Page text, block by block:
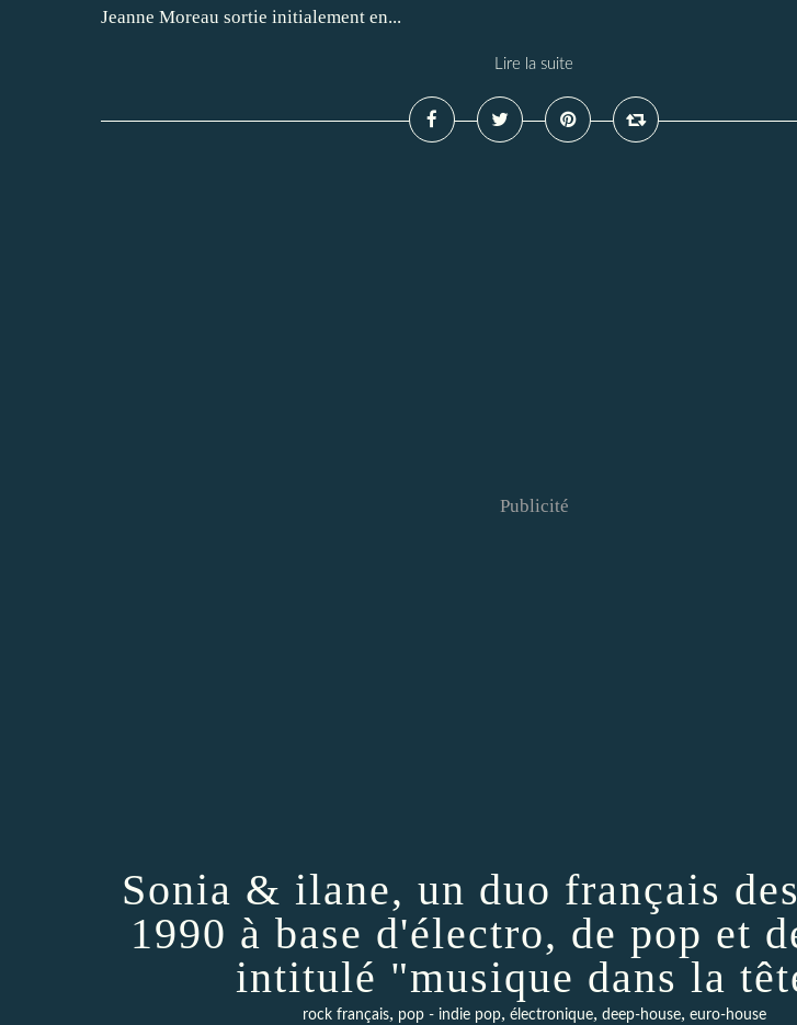
Jeanne Moreau sortie initialement en...
Lire la suite
Publicité
Sonia & ilane, un duo français
1990 à base d'électro, de pop et
intitulé "musique dans la
rock français, pop - indie pop, électronique, deep-house, euro-house